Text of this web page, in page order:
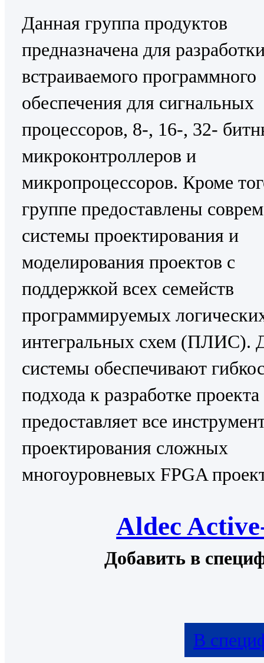
Данная группа продуктов
предназначена для
встраиваемого программного
обеспечения для сигнальных
процессоров, 8-, 16-, 32-
микроконтроллеров и
микропроцессоров. Кроме
группе предоставлены
системы проектирования и
моделирования проектов с
поддержкой всех семейств
программируемых
интегральных схем (ПЛИС).
системы обеспечивают
подхода к разработке
предоставляет все
проектирования сложных
многоуровневых FPGA
Aldec
В
Добавить в